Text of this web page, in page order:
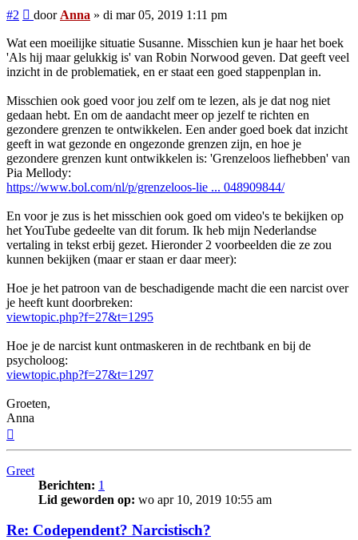
#2 Bericht
door Anna » di mar 05, 2019 1:11 pm
Wat een moeilijke situatie Susanne. Misschien kun je haar het boek
'Als hij maar gelukkig is' van Robin Norwood geven. Dat geeft veel
inzicht in de problematiek, en er staat een goed stappenplan in.
Misschien ook goed voor jou zelf om te lezen, als je dat nog niet
gedaan hebt. En om de aandacht meer op jezelf te richten en
gezondere grenzen te ontwikkelen. Een ander goed boek dat inzicht
geeft in wat gezonde en ongezonde grenzen zijn, en hoe je
gezondere grenzen kunt ontwikkelen is: 'Grenzeloos liefhebben' van
Pia Mellody:
https://www.bol.com/nl/p/grenzeloos-lie ... 048909844/
En voor je zus is het misschien ook goed om video's te bekijken op
het YouTube gedeelte van dit forum. Ik heb mijn Nederlandse
vertaling in tekst erbij gezet. Hieronder 2 voorbeelden die ze zou
kunnen bekijken (maar er staan er daar meer):
Hoe je het patroon van de beschadigende macht die een narcist over
je heeft kunt doorbreken:
viewtopic.php?f=27&t=1295
Hoe je de narcist kunt ontmaskeren in de rechtbank en bij de
psycholoog:
viewtopic.php?f=27&t=1297
Groeten,
Anna
Greet
Berichten: 1
Lid geworden op: wo apr 10, 2019 10:55 am
Re: Codependent? Narcistisch?